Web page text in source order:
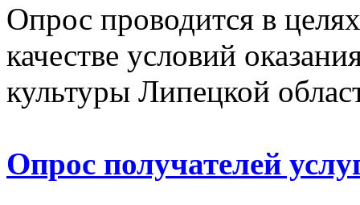
Опрос проводится в
качестве условий
культуры Липецкой
Опрос получателей